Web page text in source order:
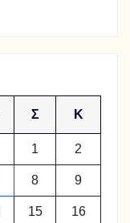
Σ Κ
1 2
8 9
15 16